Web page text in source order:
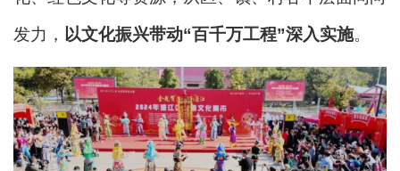
发力， 以文化振兴带动“百千万工程”深入实施。